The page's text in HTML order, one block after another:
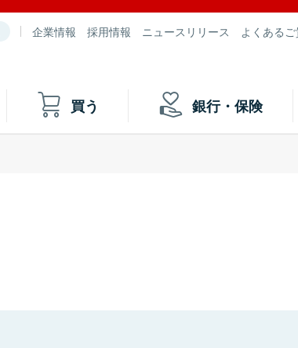
企業情報 採用情報 ニュースリリース よくある
買う 銀行・保険